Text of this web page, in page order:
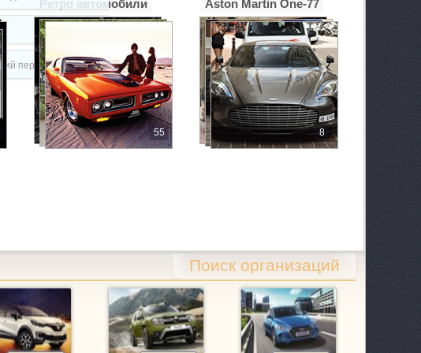
пер, 5в к1
1
3
55
Ретро автомобили
8
Aston Martin One-77
Поиск организаций